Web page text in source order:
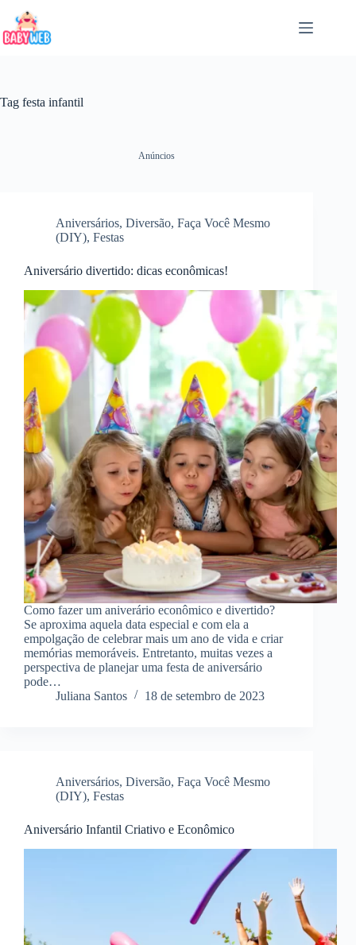
para
o
conteúdo
Tag festa infantil
Anúncios
Aniversários, Diversão, Faça Você Mesmo
(DIY), Festas
Aniversário divertido: dicas econômicas!
Como fazer um aniverário econômico e divertido?
Se aproxima aquela data especial e com ela a
empolgação de celebrar mais um ano de vida e criar
memórias memoráveis. Entretanto, muitas vezes a
perspectiva de planejar uma festa de aniversário
pode…
Juliana Santos
18 de setembro de 2023
Aniversários, Diversão, Faça Você Mesmo
(DIY), Festas
Aniversário Infantil Criativo e Econômico